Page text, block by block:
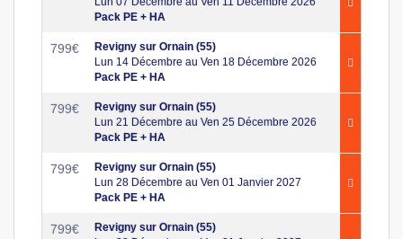
Pack PE + HA
799€
Revigny sur Ornain (55)
Lun 14 Décembre au Ven 18 Décembre 2026
Pack PE + HA
799€
Revigny sur Ornain (55)
Lun 21 Décembre au Ven 25 Décembre 2026
Pack PE + HA
799€
Revigny sur Ornain (55)
Lun 28 Décembre au Ven 01 Janvier 2027
Pack PE + HA
799€
Revigny sur Ornain (55)